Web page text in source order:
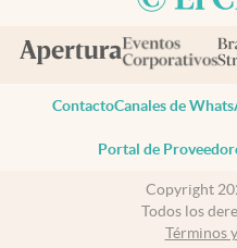
ContactoCanales de
Portal de
Copyright
Todos los
Términos